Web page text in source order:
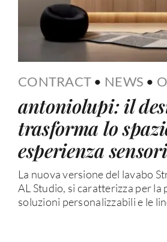
CONTRACT • NEWS •
antoniolupi: il
trasforma lo
esperienza
La nuova versione del lavabo
AL Studio, si caratterizza per la
soluzioni personalizzabili e le